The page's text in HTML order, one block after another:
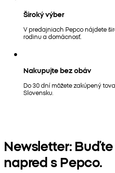
Široký výber
V predajniach Pepco nájdete
rodinu a domácnosť.
Nakupujte bez obáv
Do 30 dní môžete zakúpený
Slovensku.
Newsletter:
napred s Pepco.